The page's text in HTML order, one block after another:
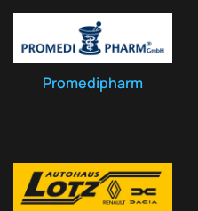
Promedipharm